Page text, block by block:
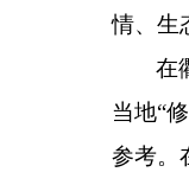
情、生
在
当地“
参考。